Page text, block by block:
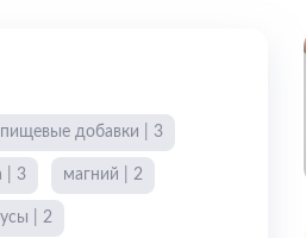
пищевые добавки | 3
| 3 магний | 2
| 2